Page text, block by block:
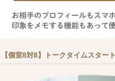
【個室8対8】トークタイムスタート